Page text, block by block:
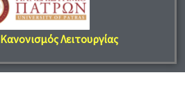
Λειτουργίας